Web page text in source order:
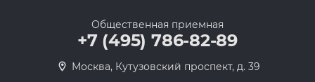
Общественная приемная
+7 (495) 786-82-89
Москва, Кутузовский проспект, д. 39